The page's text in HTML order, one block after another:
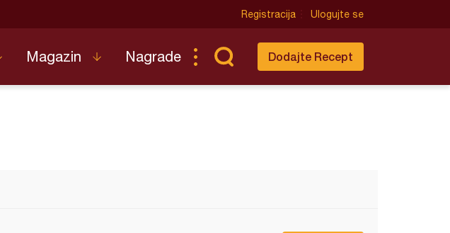
Registracija Ulogujte se
Magazin Nagrade Dodajte Recept